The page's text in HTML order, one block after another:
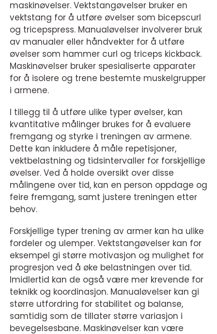
maskinøvelser. Vektstangøvelser bruker en
vektstang for å utføre øvelser som bicepscurl
og tricepspress. Manualøvelser involverer bruk
av manualer eller håndvekter for å utføre
øvelser som hammer curl og triceps kickback.
Maskinøvelser bruker spesialiserte apparater
for å isolere og trene bestemte muskelgrupper
i armene.
I tillegg til å utføre ulike typer øvelser, kan
kvantitative målinger brukes for å evaluere
fremgang og styrke i treningen av armene.
Dette kan inkludere å måle repetisjoner,
vektbelastning og tidsintervaller for forskjellige
øvelser. Ved å holde oversikt over disse
målingene over tid, kan en person oppdage og
feire fremgang, samt justere treningen etter
behov.
Forskjellige typer trening av armer kan ha ulike
fordeler og ulemper. Vektstangøvelser kan for
eksempel gi større motivasjon og mulighet for
progresjon ved å øke belastningen over tid.
Imidlertid kan de også være mer krevende for
teknikk og koordinasjon. Manualøvelser kan gi
større utfordring for stabilitet og balanse,
samtidig som de tillater større variasjon i
bevegelsesbane. Maskinøvelser kan være